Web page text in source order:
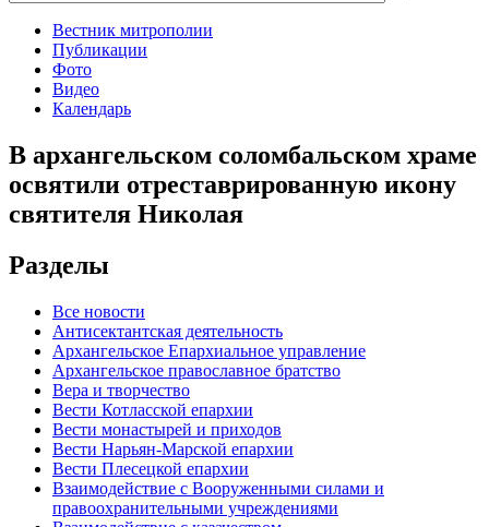
Вестник митрополии
Публикации
Фото
Видео
Календарь
В архангельском соломбальском храме
освятили отреставрированную икону
святителя Николая
Разделы
Все новости
Антисектантская деятельность
Архангельское Епархиальное управление
Архангельское православное братство
Вера и творчество
Вести Котласской епархии
Вести монастырей и приходов
Вести Нарьян-Марской епархии
Вести Плесецкой епархии
Взаимодействие с Вооруженными силами и
правоохранительными учреждениями